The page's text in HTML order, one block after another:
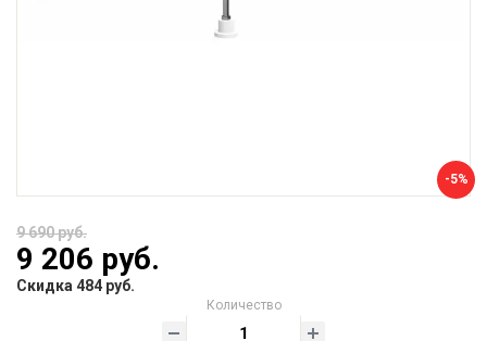
-5%
9 690 руб.
9 206 руб.
Скидка 484 руб.
Количество